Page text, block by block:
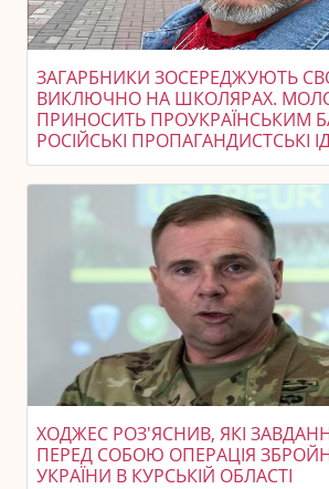
ЗАГАРБНИКИ ЗОСЕРЕДЖУЮТЬ
ВИКЛЮЧНО НА ШКОЛЯРАХ.
ПРИНОСИТЬ ПРОУКРАЇНСЬКИМ
РОСІЙСЬКІ ПРОПАГАНДИСТСЬКІ
ХОДЖЕС РОЗ'ЯСНИВ, ЯКІ
ПЕРЕД СОБОЮ ОПЕРАЦІЯ
УКРАЇНИ В КУРСЬКІЙ ОБЛАСТІ